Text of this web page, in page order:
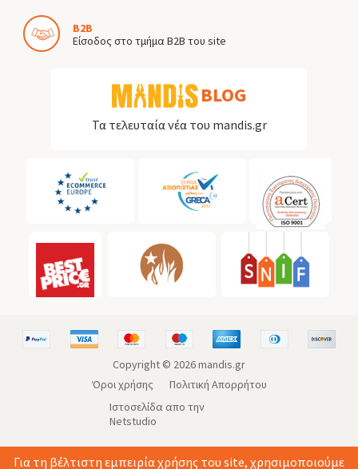
B2B
Είσοδος στο τμήμα B2B του site
BLOG
Τα τελευταία νέα του mandis.gr
Copyright © 2026mandis.gr
Όροι χρήσης
Πολιτική Απορρήτου
Ιστοσελίδα απο την
Netstudio
Για τη βέλτιστη εμπειρία χρήσης του site, χρησιμοποιούμε